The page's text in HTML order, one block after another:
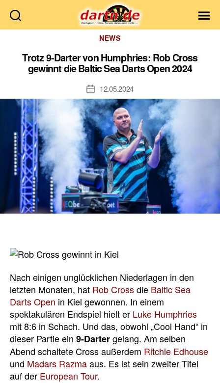
Dartn.de
Kategorien
NEWS
Trotz 9-Darter von Humphries: Rob Cross
gewinnt die Baltic Sea Darts Open 2024
Veröffentlichungsdatum
12.05.2024
Nach einigen unglücklichen Niederlagen in den
letzten Monaten, hat Rob Crossdie Baltic Sea
Darts Open in Kiel gewonnen. In einem
spektakulären Endspiel hielt er Luke Humphries
mit 8:6 in Schach. Und das, obwohl „Cool Hand“ in
dieser Partie ein 9-Dartergelang. Am selben
Abend schaltete Cross außerdem Ritchie Edhouse
und Madars Razmaaus. Es ist sein zweiter Titel
auf der European Tour.